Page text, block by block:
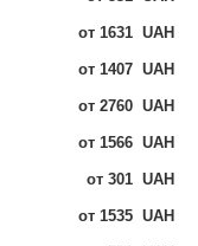
от 1631 UAH
от 1407 UAH
от 2760 UAH
от 1566 UAH
от 301 UAH
от 1535 UAH